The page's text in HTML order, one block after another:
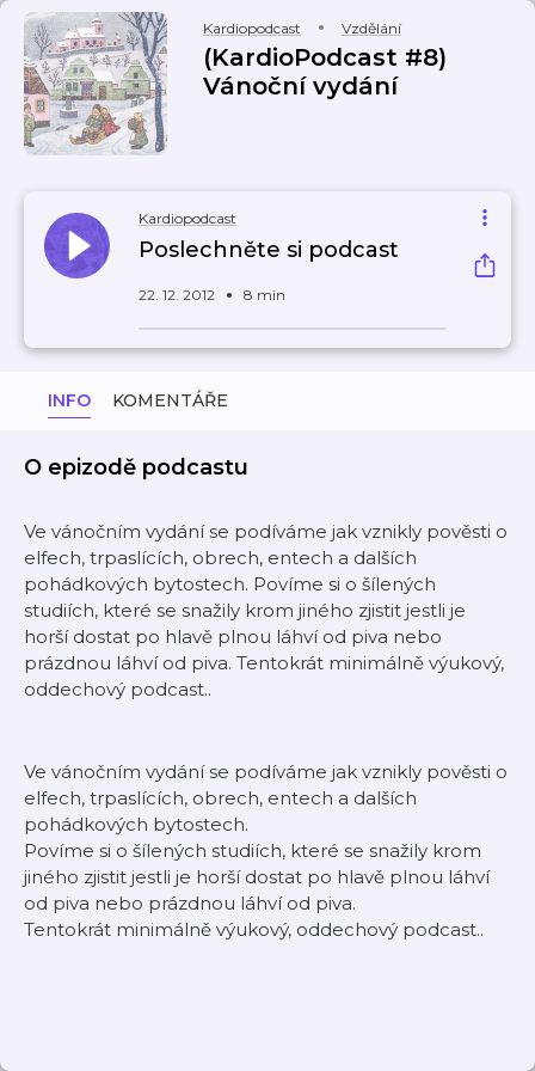
Kardiopodcast Vzdělání
(KardioPodcast #8)
Vánoční vydání
Kardiopodcast
Poslechněte si podcast
22. 12. 2012 8 min
INFO KOMENTÁŘE
O epizodě podcastu
Ve vánočním vydání se podíváme jak vznikly pověsti o
elfech, trpaslících, obrech, entech a dalších
pohádkových bytostech. Povíme si o šílených
studiích, které se snažily krom jiného zjistit jestli je
horší dostat po hlavě plnou láhví od piva nebo
prázdnou láhví od piva. Tentokrát minimálně výukový,
oddechový podcast..
Ve vánočním vydání se podíváme jak vznikly pověsti o
elfech, trpaslících, obrech, entech a dalších
pohádkových bytostech.
Povíme si o šílených studiích, které se snažily krom
jiného zjistit jestli je horší dostat po hlavě plnou láhví
od piva nebo prázdnou láhví od piva.
Tentokrát minimálně výukový, oddechový podcast..